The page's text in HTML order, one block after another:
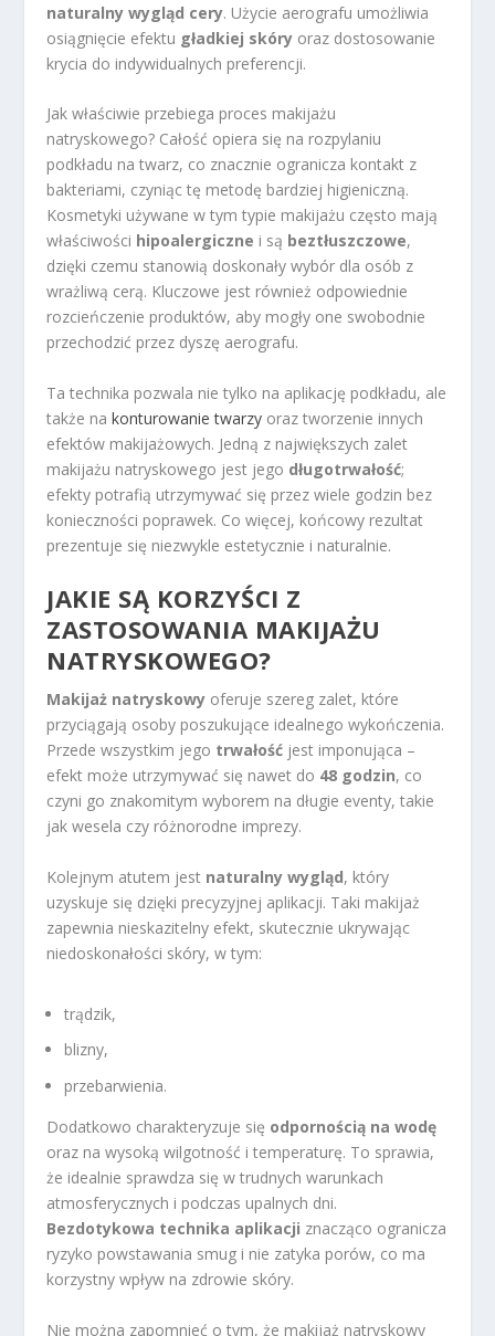
naturalny wygląd cery. Użycie aerografu umożliwia
osiągnięcie efektu gładkiej skóry oraz dostosowanie
krycia do indywidualnych preferencji.
Jak właściwie przebiega proces makijażu
natryskowego? Całość opiera się na rozpylaniu
podkładu na twarz, co znacznie ogranicza kontakt z
bakteriami, czyniąc tę metodę bardziej higieniczną.
Kosmetyki używane w tym typie makijażu często mają
właściwości hipoalergiczne i są beztłuszczowe,
dzięki czemu stanowią doskonały wybór dla osób z
wrażliwą cerą. Kluczowe jest również odpowiednie
rozcieńczenie produktów, aby mogły one swobodnie
przechodzić przez dyszę aerografu.
Ta technika pozwala nie tylko na aplikację podkładu, ale
także nakonturowanie twarzy oraz tworzenie innych
efektów makijażowych. Jedną z największych zalet
makijażu natryskowego jest jego długotrwałość;
efekty potrafią utrzymywać się przez wiele godzin bez
konieczności poprawek. Co więcej, końcowy rezultat
prezentuje się niezwykle estetycznie i naturalnie.
JAKIE SĄ KORZYŚCI Z
ZASTOSOWANIA MAKIJAŻU
NATRYSKOWEGO?
Makijaż natryskowy oferuje szereg zalet, które
przyciągają osoby poszukujące idealnego wykończenia.
Przede wszystkim jego trwałość jest imponująca –
efekt może utrzymywać się nawet do 48 godzin, co
czyni go znakomitym wyborem na długie eventy, takie
jak wesela czy różnorodne imprezy.
Kolejnym atutem jest naturalny wygląd, który
uzyskuje się dzięki precyzyjnej aplikacji. Taki makijaż
zapewnia nieskazitelny efekt, skutecznie ukrywając
niedoskonałości skóry, w tym:
trądzik,
blizny,
przebarwienia.
Dodatkowo charakteryzuje się odpornością na wodę
oraz na wysoką wilgotność i temperaturę. To sprawia,
że idealnie sprawdza się w trudnych warunkach
atmosferycznych i podczas upalnych dni.
Bezdotykowa technika aplikacji znacząco ogranicza
ryzyko powstawania smug i nie zatyka porów, co ma
korzystny wpływ na zdrowie skóry.
Nie można zapomnieć o tym, że makijaż natryskowy